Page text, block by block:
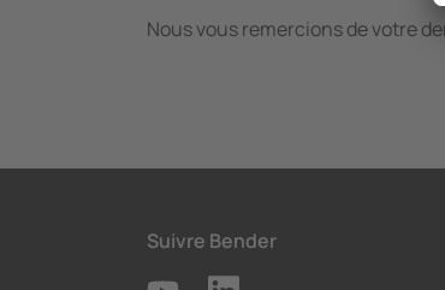
Nous vous remercions de votre
Suivre Bender